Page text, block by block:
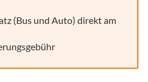
(Bus und Auto) direkt am